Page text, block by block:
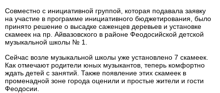
Совместно с инициативной группой, которая подавала заявку
на участие в программе инициативного бюджетирования, было
принято решение о высадке саженцев деревьев и установке
скамеек на пр. Айвазовского в районе Феодосийской детской
музыкальной школы № 1.
Сейчас возле музыкальной школы уже установлено 7 скамеек.
Как отмечают родители юных музыкантов, теперь комфортно
ждать детей с занятий. Также появление этих скамеек в
променадной зоне города оценили и простые жители и гости
Феодосии.